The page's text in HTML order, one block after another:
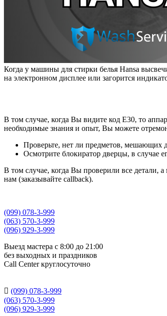
Когда у машины для стирки белья Hansa
на электронном дисплее или загорится
В том случае, когда Вы видите код E30, то
необходимые знания и опыт, Вы можете
Проверьте, нет ли предметов, мешающих
Осмотрите блокиратор дверцы, в случае
В том случае, когда Вы проверили все детали,
нам (заказывайте callback).
(099) 078-3-999
(063) 570-3-999
(096) 929-3-999
Выезд мастера с 8:00 до 21:00
без выходных и праздников
Сall Сenter круглосуточно
 (099) 078-3-999
(063) 570-3-999
(096) 929-3-999